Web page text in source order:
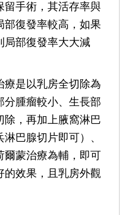
留手術，其活存率與
部復發率較高，如果
局部復發率大大減
療是以乳房全切除為
分腫瘤較小、生長部
除，再加上腋窩淋巴
巴腺切片即可）、
爾蒙治療為輔，即可
的效果，且乳房外觀